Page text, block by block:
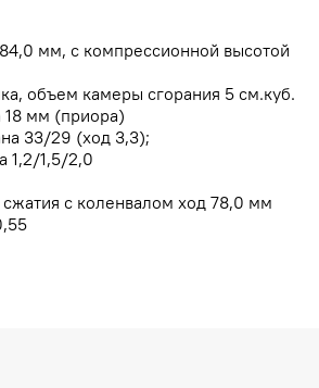
мм, с компрессионной высотой
объем камеры сгорания 5 см.куб.
18 мм (приора)
33/29 (ход 3,3);
1,2/1,5/2,0
сжатия с коленвалом ход 78,0 мм